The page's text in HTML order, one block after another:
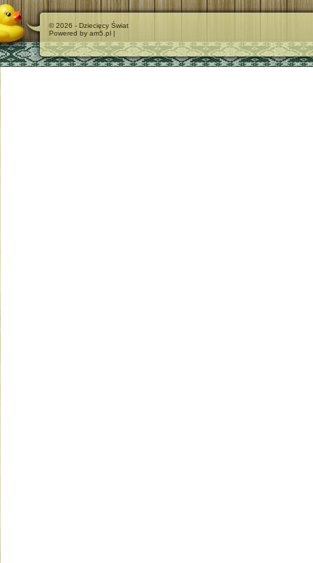
© 2026 - Dziecięcy Świat
Powered by am5.pl |